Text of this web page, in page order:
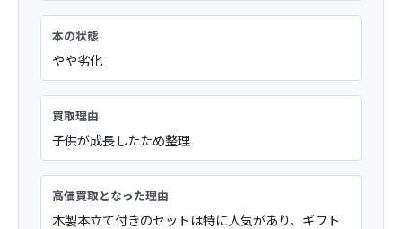
本の状態
やや劣化
買取理由
子供が成長したため整理
高価買取となった理由
木製本立て付きのセットは特に人気があり、ギフト